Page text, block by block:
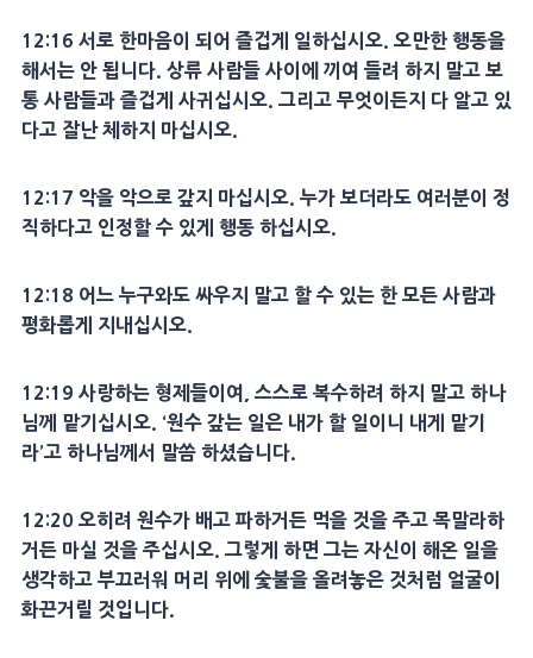
12:16 서로 한마음이 되어 즐겁게 일하십시오. 오만한 행동을
해서는 안 됩니다. 상류 사람들 사이에 끼여 들려 하지 말고 보
통 사람들과 즐겁게 사귀십시오. 그리고 무엇이든지 다 알고 있
다고 잘난 체하지 마십시오.
12:17 악을 악으로 갚지 마십시오. 누가 보더라도 여러분이 정
직하다고 인정할 수 있게 행동 하십시오.
12:18 어느 누구와도 싸우지 말고 할 수 있는 한 모든 사람과
평화롭게 지내십시오.
12:19 사랑하는 형제들이여, 스스로 복수하려 하지 말고 하나
님께 맡기십시오. ‘원수 갚는 일은 내가 할 일이니 내게 맡기
라’고 하나님께서 말씀 하셨습니다.
12:20 오히려 원수가 배고 파하거든 먹을 것을 주고 목말라하
거든 마실 것을 주십시오. 그렇게 하면 그는 자신이 해온 일을
생각하고 부끄러워 머리 위에 숯불을 올려놓은 것처럼 얼굴이
화끈거릴 것입니다.